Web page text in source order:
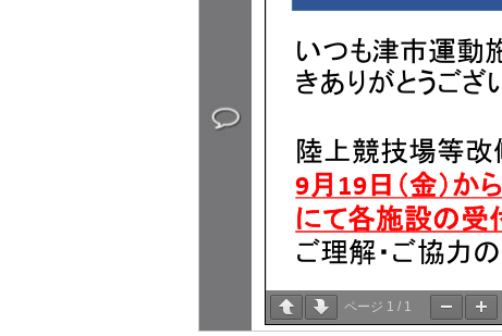
ページ 1 / 1